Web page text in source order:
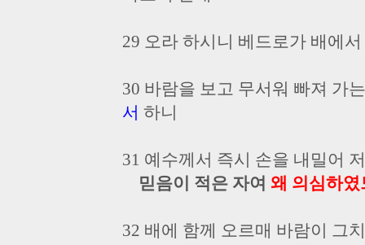
29 오라 하시니 베드로가 배에
30 바람을 보고 무서워 빠져 가
서 하니
31 예수께서 즉시 손을 내밀어
믿음이 적은 자여 왜 의심하였
32 배에 함께 오르매 바람이 그